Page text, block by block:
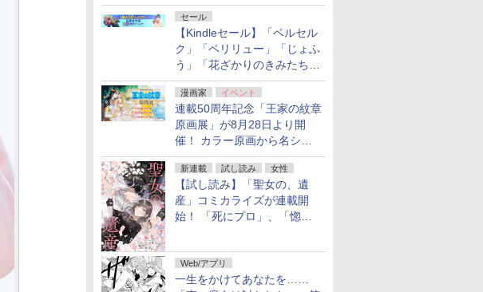
セール
【Kindleセール】「ベルセル
ク」「ペリリュー」「じょふ
う」「花ざかりのきみたち
へ」などが最大50％オフ！
「白泉社 夏の大割引セー
ル」が開催中！
漫画家 イベント
連載50周年記念「王家の紋章
原画展」が8月28日より開
催！ カラー原画から名シー
ンの原稿まで
新連載 試し読み 女性
【試し読み】「聖女の、遺
産」コミカライズが連載開
始！ 「死にプロ」、「惚れ
Web/アプリ
一生をかけてあなたを……